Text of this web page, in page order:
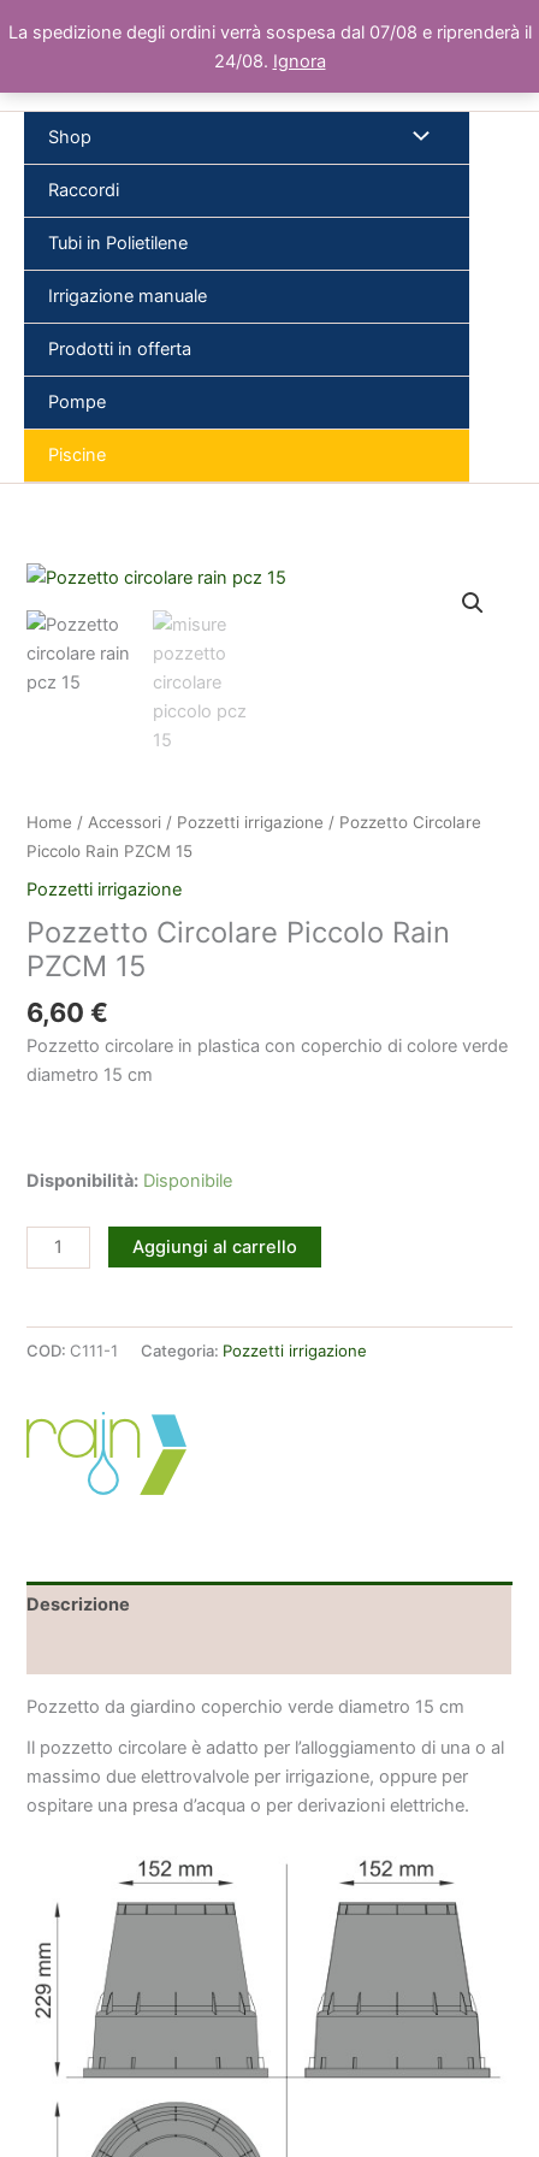
La spedizione degli ordini verrà sospesa dal 07/08 e riprenderà il
24/08. Ignora
al
Shop
Raccordi
Tubi in Polietilene
Irrigazione manuale
Prodotti in offerta
Pompe
Piscine
Home / Accessori / Pozzetti irrigazione / Pozzetto Circolare
Piccolo Rain PZCM 15
Pozzetti irrigazione
Pozzetto Circolare Piccolo Rain
PZCM 15
6,60€
Pozzetto circolare in plastica con coperchio di colore verde
diametro 15 cm
Disponibilità: Disponibile
Pozzetto
Circolare
Rain
PZCM
Aggiungi al carrello
COD: C111-1 Categoria: Pozzetti irrigazione
Descrizione
Pozzetto da giardino coperchio verde diametro 15 cm
Il pozzetto circolare è adatto per l’alloggiamento di una o al
massimo due elettrovalvole per irrigazione, oppure per
ospitare una presa d’acqua o per derivazioni elettriche.